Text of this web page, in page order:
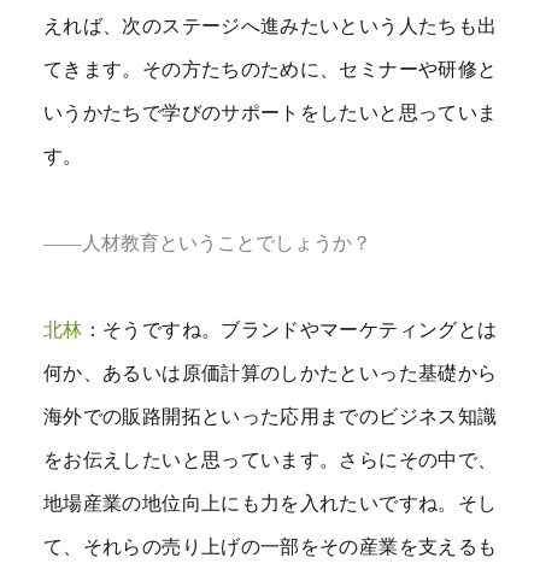
えれば、次のステージへ進みたいという人たちも出
てきます。その方たちのために、セミナーや研修と
いうかたちで学びのサポートをしたいと思っていま
す。
――人材教育ということでしょうか？
北林 ：そうですね。ブランドやマーケティングとは
何か、あるいは原価計算のしかたといった基礎から
海外での販路開拓といった応用までのビジネス知識
をお伝えしたいと思っています。さらにその中で、
地場産業の地位向上にも力を入れたいですね。そし
て、それらの売り上げの一部をその産業を支えるも